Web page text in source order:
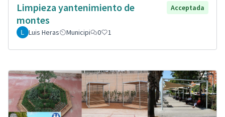
Limpieza yantenimiento de
montes
Acceptada
Luis Heras Municipi 0 1